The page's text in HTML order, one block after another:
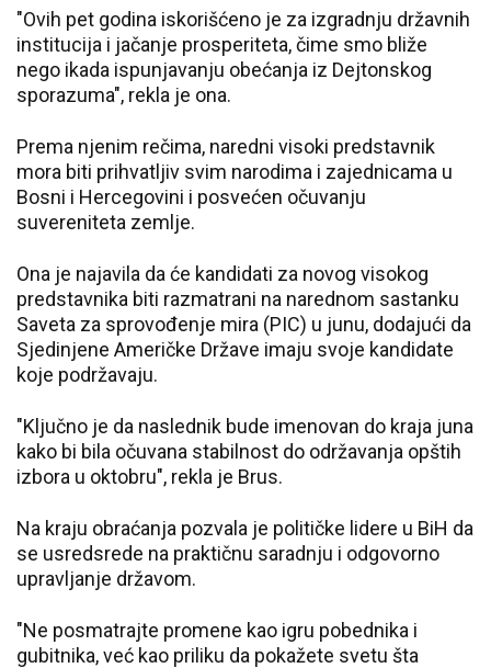
"Ovih pet godina iskorišćeno je za izgradnju državnih
institucija i jačanje prosperiteta, čime smo bliže
nego ikada ispunjavanju obećanja iz Dejtonskog
sporazuma", rekla je ona.
Prema njenim rečima, naredni visoki predstavnik
mora biti prihvatljiv svim narodima i zajednicama u
Bosni i Hercegovini i posvećen očuvanju
suvereniteta zemlje.
Ona je najavila da će kandidati za novog visokog
predstavnika biti razmatrani na narednom sastanku
Saveta za sprovođenje mira (PIC) u junu, dodajući da
Sjedinjene Američke Države imaju svoje kandidate
koje podržavaju.
"Ključno je da naslednik bude imenovan do kraja juna
kako bi bila očuvana stabilnost do održavanja opštih
izbora u oktobru", rekla je Brus.
Na kraju obraćanja pozvala je političke lidere u BiH da
se usredsrede na praktičnu saradnju i odgovorno
upravljanje državom.
"Ne posmatrajte promene kao igru pobednika i
gubitnika, već kao priliku da pokažete svetu šta